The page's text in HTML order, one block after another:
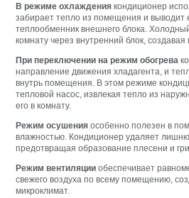
В режиме охлаждения кондиционер
забирает тепло из помещения и выводит
теплообменник внешнего блока.
комнату через внутренний блок,
При переключении на режим обогрева
направление движения хладагента, и
внутрь помещения. В этом режиме
тепловой насос, извлекая тепло из
его в комнату.
Режим осушения особенно полезен в
влажностью. Кондиционер удаляет
предотвращая образование плесени и
Режим вентиляции обеспечивает
свежего воздуха по всему помещению,
микроклимат.